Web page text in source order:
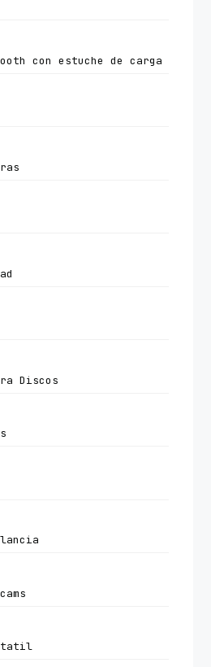
con estuche de carga
Discos